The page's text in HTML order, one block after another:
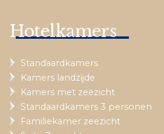
Hotelkamers
Standaardkamers
Kamers landzijde
Kamers met zeezicht
Standaardkamers 3 personen
Familiekamer zeezicht